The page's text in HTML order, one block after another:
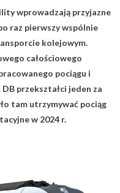
wprowadzają przyjazne
raz pierwszy wspólnie
kolejowym.
całościowego
pociągu i
przekształci jeden za
tam utrzymywać pociąg
w 2024 r.